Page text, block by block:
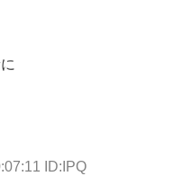
ID:IPQ